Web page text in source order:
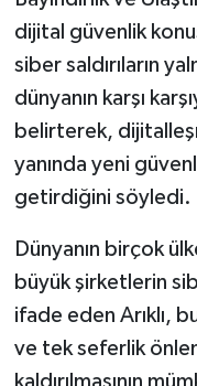
dijital güvenlik
siber saldırıların
dünyanın karşı
belirterek,
yanında yeni
getirdiğini söyledi.
Dünyanın birçok
büyük şirketlerin
ifade eden Arıklı,
ve tek seferlik
kaldırılmasının